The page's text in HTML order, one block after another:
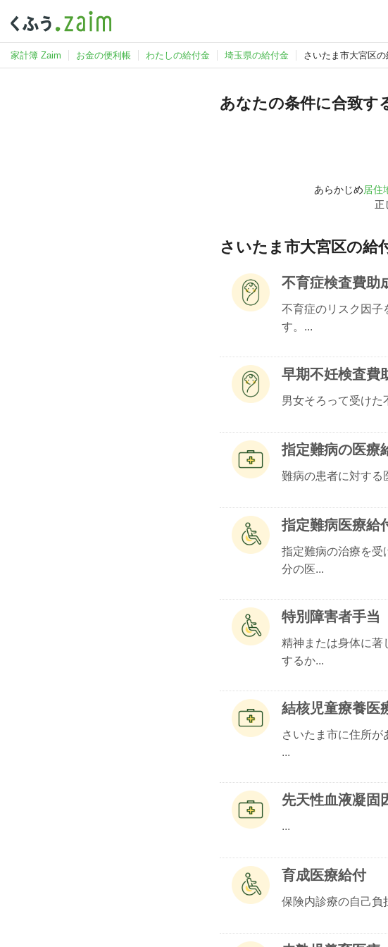
家計簿 Zaim お金の便利帳 わたしの給付金 埼玉県の給付金 さいたま市大宮区
あなたの条件に合致す
あらかじめ居住
正
さいたま市大宮区の給
不育症検査費助
不育症のリスク因子
す。...
早期不妊検査費
男女そろって受けた
指定難病の医療
難病の患者に対する
指定難病医療給
指定難病の治療を受
分の医...
特別障害者手当
精神または身体に著
するか...
結核児童療養医
さいたま市に住所
...
先天性血液凝固
...
育成医療給付
保険内診療の自己負